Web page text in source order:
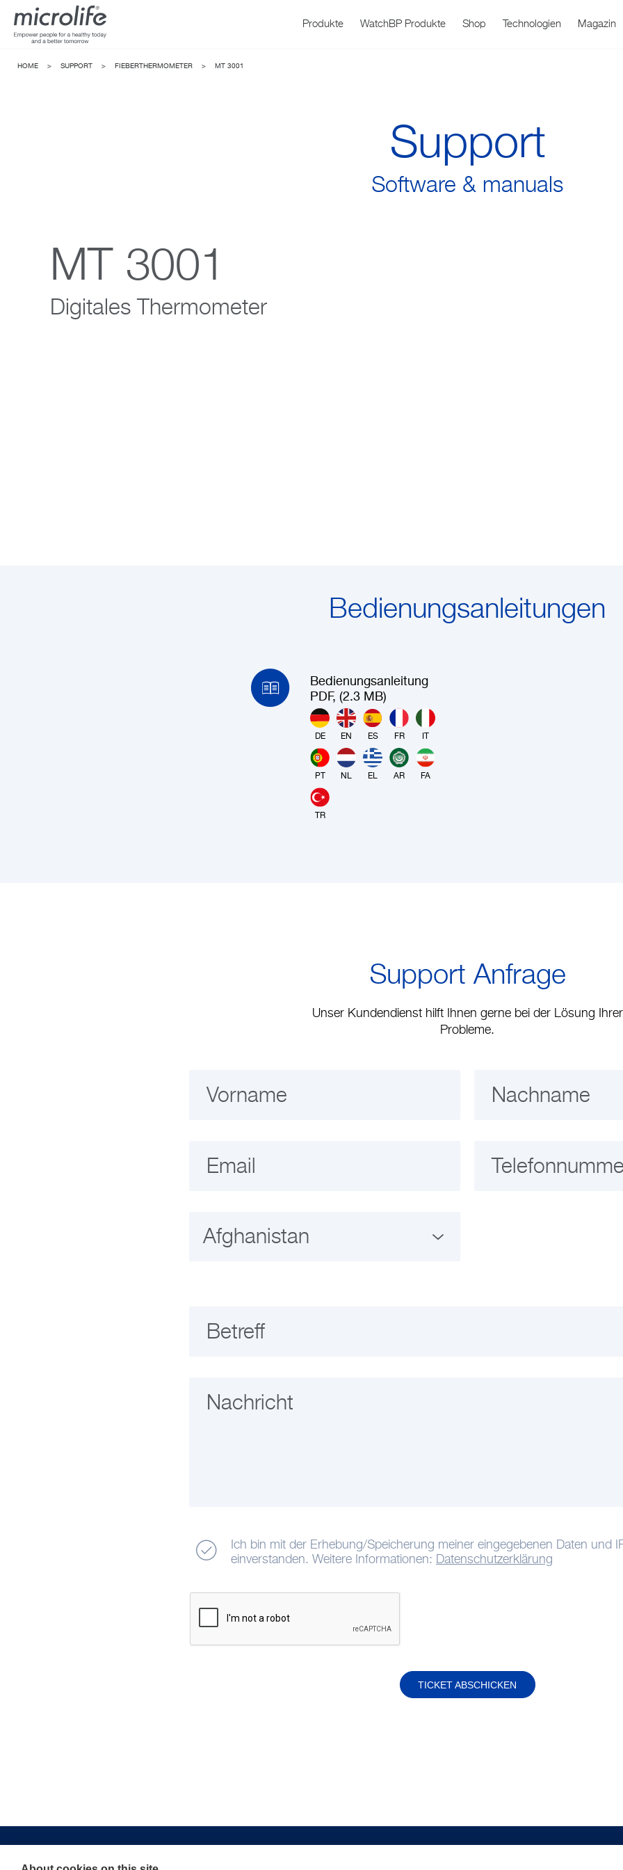
Produkte WatchBP Produkte Shop Technologien Magazin
HOME > SUPPORT > FIEBERTHERMOMETER > MT 3001
Support
Software & manuals
MT 3001
Digitales Thermometer
Bedienungsanleitungen
Bedienungsanleitung
PDF, (2.3 MB)
DE EN ES FR
PT NL EL AR FA
TR
Support Anfrage
Unser Kundendienst hilft Ihnen gerne bei der Lösung Ihrer
Probleme.
Vorname Nachname
Email
Betreff
Nachricht
Ich bin mit der Erhebung/Speicherung meiner eingegebenen Daten und
einverstanden. Weitere Informationen: Datenschutzerklärung
TICKET ABSCHICKEN